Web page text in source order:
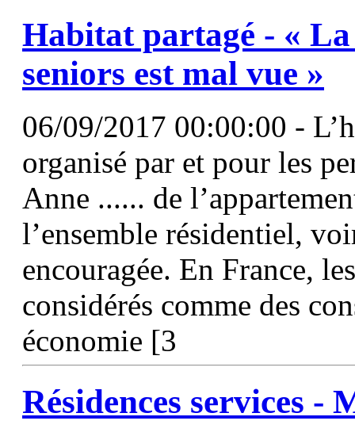
Habitat partagé - «
seniors est mal vue »
06/09/2017 00:00:00 -
organisé par et pour les
Anne ...... de
l’ensemble résidentiel,
encouragée. En France,
considérés comme des
économie [3
Résidences services -